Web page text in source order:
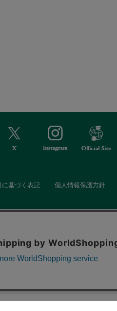
に基づく表記 個人情報保護方針
択してください。選
する情報には「お客